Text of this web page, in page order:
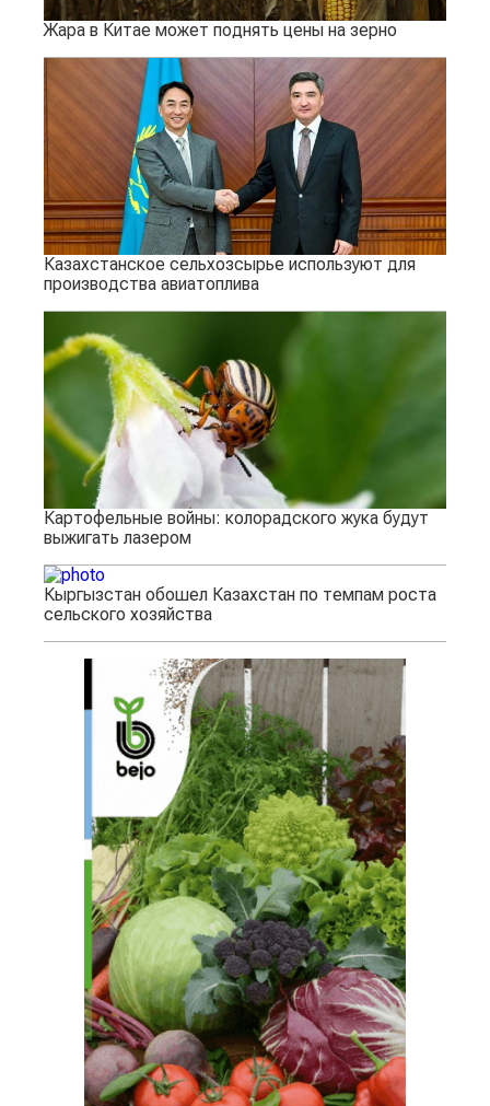
Жара в Китае может поднять цены на зерно
Казахстанское сельхозсырье используют для
производства авиатоплива
Картофельные войны: колорадского жука будут
выжигать лазером
Кыргызстан обошел Казахстан по темпам роста
сельского хозяйства